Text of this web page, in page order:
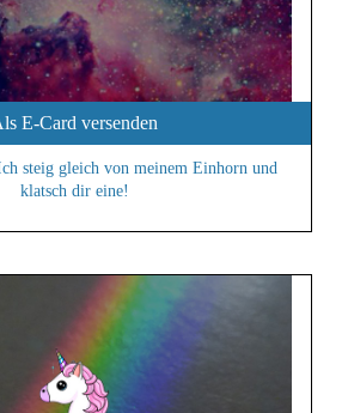
E-Card versenden
steig gleich von meinem Einhorn und
klatsch dir eine!